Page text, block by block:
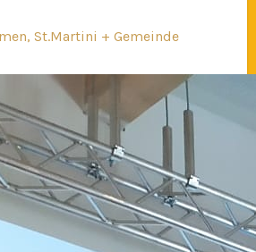
St.Martini + Gemeinde